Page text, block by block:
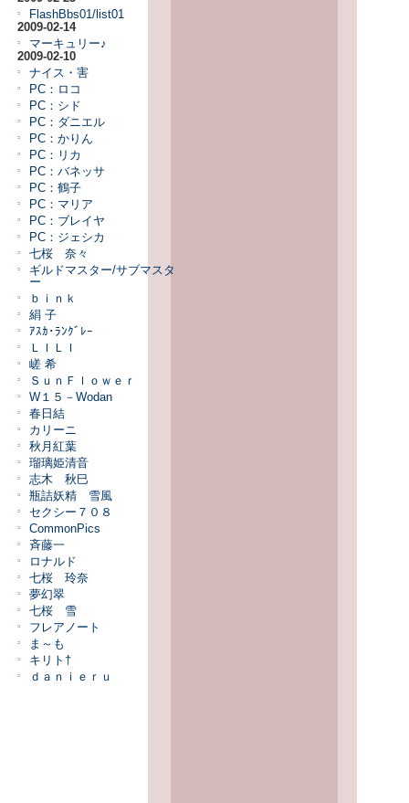
FlashBbs01/list01
2009-02-14
マーキュリー♪
2009-02-10
ナイス・害
PC：ロコ
PC：シド
PC：ダニエル
PC：かりん
PC：リカ
PC：バネッサ
PC：鶴子
PC：マリア
PC：ブレイヤ
PC：ジェシカ
七桜 奈々
ギルドマスター/サブマスタ
ー
ｂｉｎｋ
絹 子
ｱｽｶ･ﾗﾝｸﾞﾚｰ
ＬＩＬＩ
嵯 希
ＳｕｎＦｌｏｗｅｒ
W１５－Wodan
春日結
カリーニ
秋月紅葉
瑠璃姫清音
志木 秋巳
瓶詰妖精 雪風
セクシー７０８
CommonPics
斉藤一
ロナルド
七桜 玲奈
夢幻翠
七桜 雪
フレアノート
ま～も
キリト†
ｄａｎｉｅｒｕ